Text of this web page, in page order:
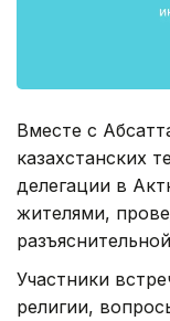
Вместе с
казахстанских
делегации в
жителями,
Участники
религии,